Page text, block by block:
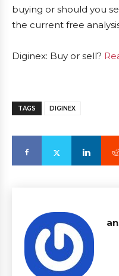
buying or should you
the current free
Diginex: Buy or sell?
TAGS DIGINEX